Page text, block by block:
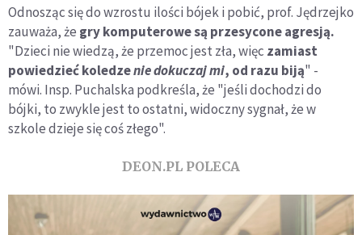
Odnosząc się do wzrostu ilości bójek i pobić, prof. Jędrzejko
zauważa, że gry komputerowe są przesycone agresją.
"Dzieci nie wiedzą, że przemoc jest zła, więc zamiast
powiedzieć koledzenie dokuczaj mi, od razu biją" -
mówi. Insp. Puchalska podkreśla, że "jeśli dochodzi do
bójki, to zwykle jest to ostatni, widoczny sygnał, że w
szkole dzieje się coś złego".
DEON.PL POLECA